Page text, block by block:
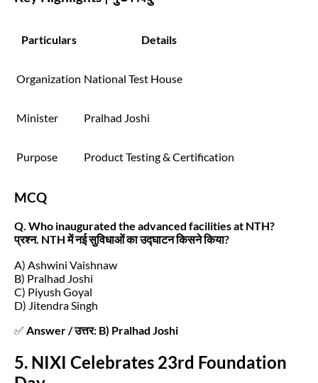
Particulars Details
Organization National Test House
Minister Pralhad Joshi
Purpose Product Testing & Certification
MCQ
Q. Who inaugurated the advanced facilities at NTH?
प्रश्न. NTH में नई सुविधाओं का उद्घाटन किसने किया?
A) Ashwini Vaishnaw
B) Pralhad Joshi
C) Piyush Goyal
D) Jitendra Singh
✅ Answer / उत्तर: B) Pralhad Joshi
5. NIXI Celebrates 23rd Foundation